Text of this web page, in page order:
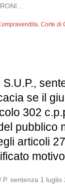
,Corte di
se il
302
pubblico
articoli
sentenza 1